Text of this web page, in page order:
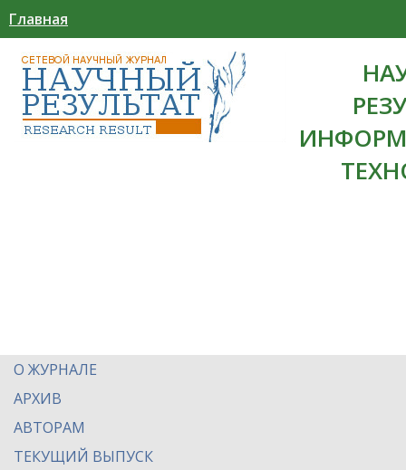
Главная
О ЖУРНАЛЕ
АРХИВ
АВТОРАМ
ТЕКУЩИЙ ВЫПУСК